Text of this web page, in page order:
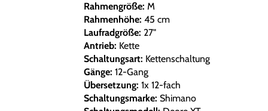
Rahmengröße: M
Rahmenhöhe: 45 cm
Laufradgröße: 27"
Antrieb: Kette
Schaltungsart: Kettenschaltung
Gänge: 12-Gang
Übersetzung: 1x 12-fach
Schaltungsmarke: Shimano